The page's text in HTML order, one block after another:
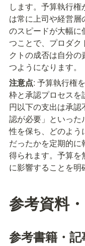
します。予算執行
は常に上司や経営
のスピードが大幅
つことで、プロダ
クトの成否は自分
つようになります。
注意点: 予算執行権
枠と承認プロセス
円以下の支出は承
認が必要」といった
性を保ち、どのよう
だったかを定期的
得られます。予算を
に影響することを明
参考資料
参考書籍・記